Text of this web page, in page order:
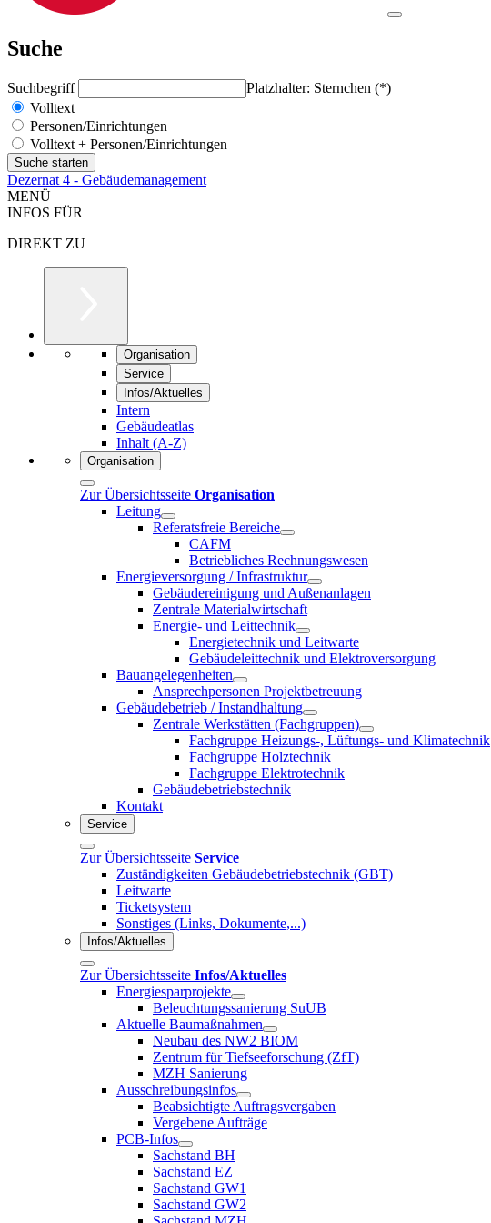
Suche
Suchbegriff
Platzhalter: Sternchen (*)
Volltext
Personen/Einrichtungen
Volltext + Personen/Einrichtungen
Dezernat 4 - Gebäudemanagement
MENÜ
INFOS FÜR
DIREKT ZU
Organisation
Service
Infos/Aktuelles
Intern
Gebäudeatlas
Inhalt (A-Z)
Organisation
Zur Übersichtsseite Organisation
Leitung
Referatsfreie Bereiche
CAFM
Betriebliches Rechnungswesen
Energieversorgung / Infrastruktur
Gebäudereinigung und Außenanlagen
Zentrale Materialwirtschaft
Energie- und Leittechnik
Energietechnik und Leitwarte
Gebäudeleittechnik und Elektroversorgung
Bauangelegenheiten
Ansprechpersonen Projektbetreuung
Gebäudebetrieb / Instandhaltung
Zentrale Werkstätten (Fachgruppen)
Fachgruppe Heizungs-, Lüftungs- und Klimatechnik
Fachgruppe Holztechnik
Fachgruppe Elektrotechnik
Gebäudebetriebstechnik
Kontakt
Service
Zur Übersichtsseite Service
Zuständigkeiten Gebäudebetriebstechnik (GBT)
Leitwarte
Ticketsystem
Sonstiges (Links, Dokumente,...)
Infos/Aktuelles
Zur Übersichtsseite Infos/Aktuelles
Energiesparprojekte
Beleuchtungssanierung SuUB
Aktuelle Baumaßnahmen
Neubau des NW2 BIOM
Zentrum für Tiefseeforschung (ZfT)
MZH Sanierung
Ausschreibungsinfos
Beabsichtigte Auftragsvergaben
Vergebene Aufträge
PCB-Infos
Sachstand BH
Sachstand EZ
Sachstand GW1
Sachstand GW2